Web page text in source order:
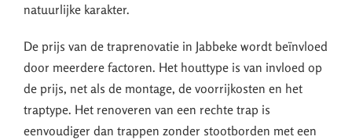
natuurlijke karakter.
De prijs van de traprenovatie in Jabbeke wordt beïnvloed
door meerdere factoren. Het houttype is van invloed op
de prijs, net als de montage, de voorrijkosten en het
traptype. Het renoveren van een rechte trap is
eenvoudiger dan trappen zonder stootborden met een